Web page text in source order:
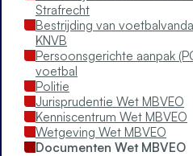
Strafrecht
Bestrijding van
KNVB
Persoonsgerichte aanpak
voetbal
Politie
Jurisprudentie Wet MBVEO
Kenniscentrum Wet MBVEO
Wetgeving Wet MBVEO
Documenten Wet MBVEO